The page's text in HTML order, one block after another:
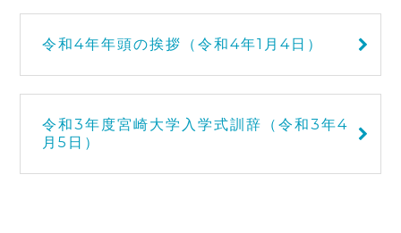
令和4年年頭の挨拶（令和4年1月4日）
令和3年度宮崎大学入学式訓辞（令和3年4
月5日）